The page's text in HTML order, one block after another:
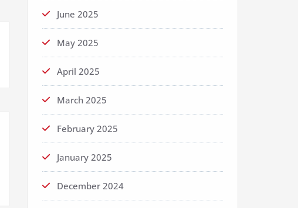
June 2025
May 2025
April 2025
March 2025
February 2025
January 2025
December 2024